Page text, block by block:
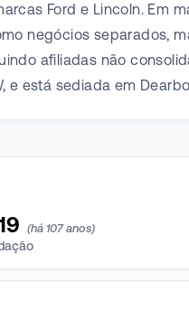
Ford e Lincoln.
negócios separados,
afiliadas não
e está sediada em
(há 107 anos)